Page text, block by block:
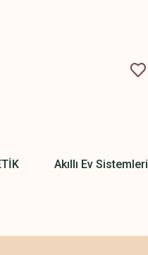
Akıllı Ev Sistemleri